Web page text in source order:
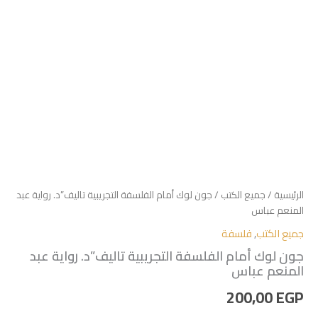
الرئيسية /جميع الكتب / جون لوك أمام الفلسفة التجريبية تاليف”د. رواية عبد
المنعم عباس
جميع الكتب,فلسفة
جون لوك أمام الفلسفة التجريبية تاليف”د. رواية عبد
المنعم عباس
200,00EGP